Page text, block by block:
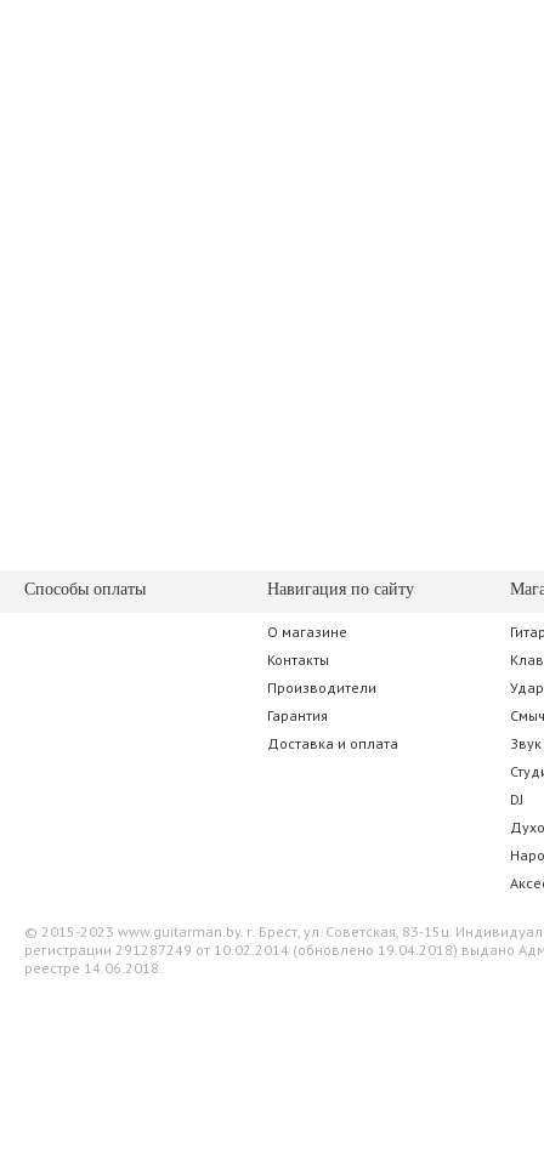
Способы оплаты Навигация по сайту
О магазине
Контакты
Производители
Гарантия
Доставка и оплата
Звук
DJ
© 2015-2023 www.guitarman.by. г. Брест, ул. Советская, 83-15ц.
регистрации 291287249 от 10.02.2014 (обновлено 19.04.2018) выдано
реестре 14.06.2018.